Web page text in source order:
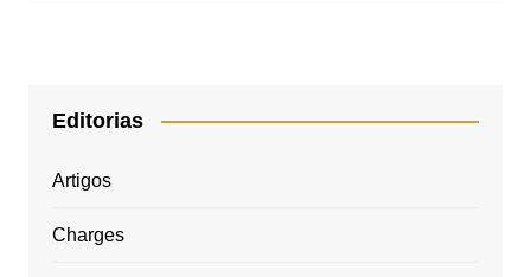
Editorias
Artigos
Charges